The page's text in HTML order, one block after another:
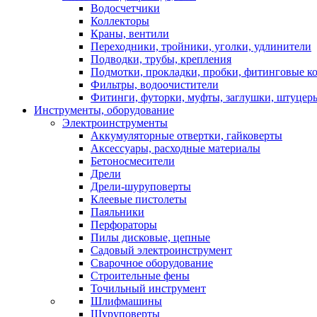
Водосчетчики
Коллекторы
Краны, вентили
Переходники, тройники, уголки, удлинители
Подводки, трубы, крепления
Подмотки, прокладки, пробки, фитинговые
Фильтры, водоочистители
Фитинги, футорки, муфты, заглушки,
Инструменты, оборудование
Электроинструменты
Аккумуляторные отвертки, гайковерты
Аксессуары, расходные материалы
Бетоносмесители
Дрели
Дрели-шуруповерты
Клеевые пистолеты
Паяльники
Перфораторы
Пилы дисковые, цепные
Садовый электроинструмент
Сварочное оборудование
Строительные фены
Точильный инструмент
Шлифмашины
Шуруповерты